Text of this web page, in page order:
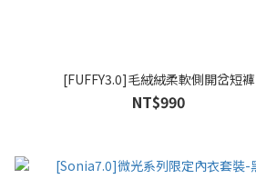
[FUFFY3.0]毛絨絨柔軟側開岔短褲
NT$990